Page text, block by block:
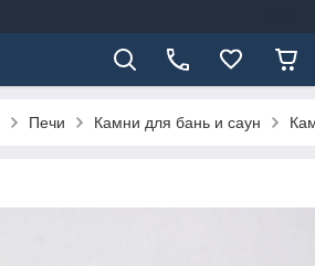
Печи Камни для бань и саун